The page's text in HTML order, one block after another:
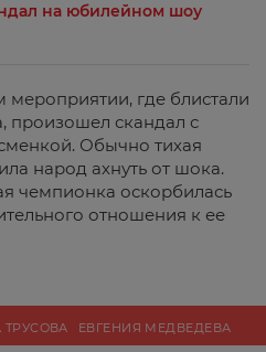
на юбилейном шоу
где блистали
произошел скандал с
Обычно тихая
народ ахнуть от шока.
чемпионка оскорбилась
отношения к ее
ЕВГЕНИЯ МЕДВЕДЕВА